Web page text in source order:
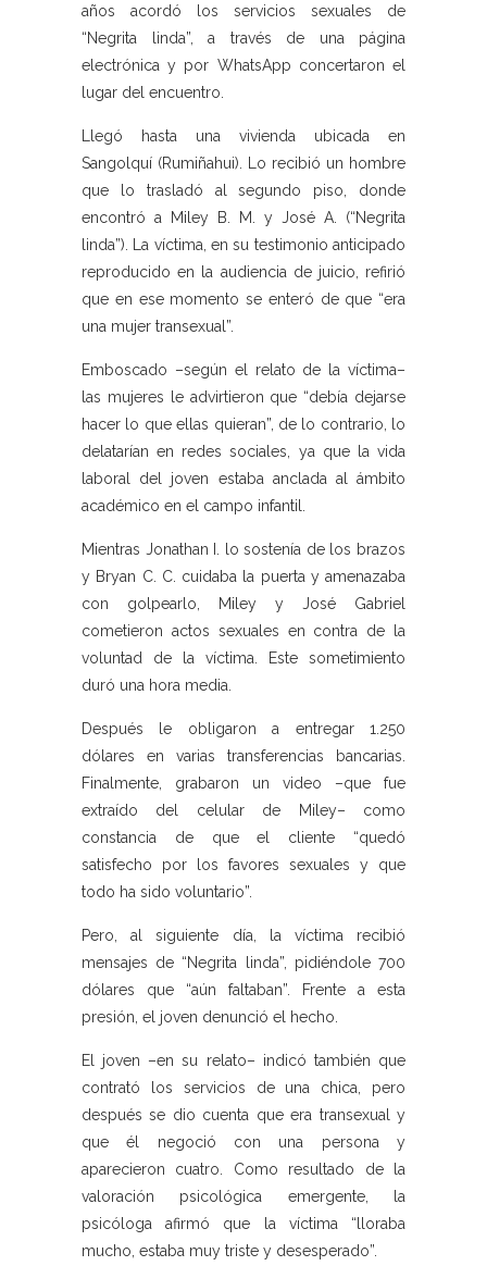
años acordó los servicios sexuales de
“Negrita linda”, a través de una página
electrónica y por WhatsApp concertaron el
lugar del encuentro.
Llegó hasta una vivienda ubicada en
Sangolquí (Rumiñahui). Lo recibió un hombre
que lo trasladó al segundo piso, donde
encontró a Miley B. M. y José A. (“Negrita
linda”). La víctima, en su testimonio anticipado
reproducido en la audiencia de juicio, refirió
que en ese momento se enteró de que “era
una mujer transexual”.
Emboscado –según el relato de la víctima–
las mujeres le advirtieron que “debía dejarse
hacer lo que ellas quieran”, de lo contrario, lo
delatarían en redes sociales, ya que la vida
laboral del joven estaba anclada al ámbito
académico en el campo infantil.
Mientras Jonathan I. lo sostenía de los brazos
y Bryan C. C. cuidaba la puerta y amenazaba
con golpearlo, Miley y José Gabriel
cometieron actos sexuales en contra de la
voluntad de la víctima. Este sometimiento
duró una hora media.
Después le obligaron a entregar 1.250
dólares en varias transferencias bancarias.
Finalmente, grabaron un video –que fue
extraído del celular de Miley– como
constancia de que el cliente “quedó
satisfecho por los favores sexuales y que
todo ha sido voluntario”.
Pero, al siguiente día, la víctima recibió
mensajes de “Negrita linda”, pidiéndole 700
dólares que “aún faltaban”. Frente a esta
presión, el joven denunció el hecho.
El joven –en su relato– indicó también que
contrató los servicios de una chica, pero
después se dio cuenta que era transexual y
que él negoció con una persona y
aparecieron cuatro. Como resultado de la
valoración psicológica emergente, la
psicóloga afirmó que la víctima “lloraba
mucho, estaba muy triste y desesperado”.